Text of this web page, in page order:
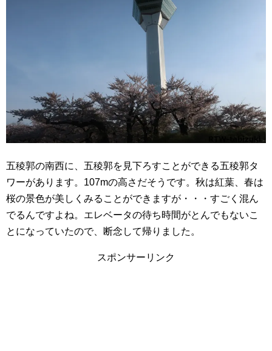
五稜郭の南西に、五稜郭を見下ろすことができる五稜郭タ
ワーがあります。107mの高さだそうです。秋は紅葉、春は
桜の景色が美しくみることができますが・・・すごく混ん
でるんですよね。エレベータの待ち時間がとんでもないこ
とになっていたので、断念して帰りました。
スポンサーリンク